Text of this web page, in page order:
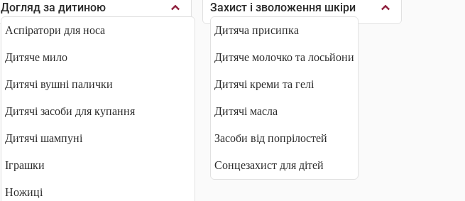
Догляд за дитиною
Аспіратори для носа
Дитяче мило
Дитячі вушні палички
Дитячі засоби для купання
Дитячі шампуні
Іграшки
Ножиці
Захист і зволоження шкіри
Дитяча присипка
Дитяче молочко та лосьйони
Дитячі креми та гелі
Дитячі масла
Засоби від попрілостей
Сонцезахист для дітей